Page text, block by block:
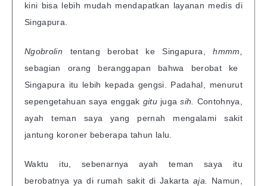
kini bisa lebih mudah mendapatkan layanan medis di
Singapura.
Ngobrolin tentang berobat ke Singapura,hmmm,
sebagian orang beranggapan bahwa berobat ke
Singapura itu lebih kepada gengsi. Padahal, menurut
sepengetahuan saya enggak gitu jugasih.
Contohnya,
ayah teman saya yang pernah mengalami sakit
jantung koroner beberapa tahun lalu.
Waktu itu, sebenarnya ayah teman saya itu
berobatnya ya di rumah sakit di Jakarta aja.
Namun,